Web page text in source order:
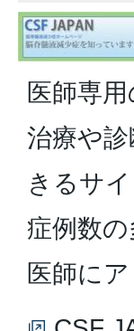
医師専
治療や
きるサイ
症例数
医師に